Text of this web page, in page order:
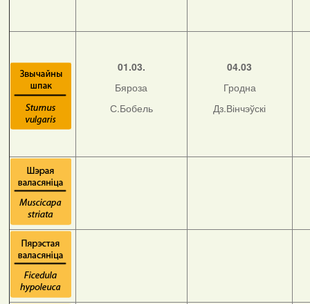
01.03.
Бяроза
С.Бобель
04.03
Гродна
Дз.Вінчэўскі